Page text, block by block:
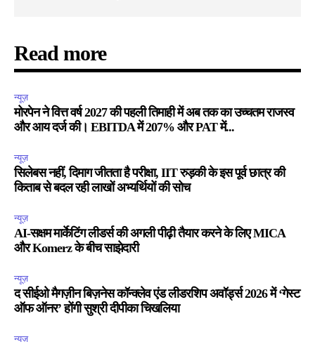
Read more
न्यूज़
मोरपेन ने वित्त वर्ष 2027 की पहली तिमाही में अब तक का उच्चतम राजस्व
और आय दर्ज की। EBITDA में 207% और PAT में...
न्यूज़
सिलेबस नहीं, दिमाग जीतता है परीक्षा, IIT रुड़की के इस पूर्व छात्र की
किताब से बदल रही लाखों अभ्यर्थियों की सोच
न्यूज़
AI-सक्षम मार्केटिंग लीडर्स की अगली पीढ़ी तैयार करने के लिए MICA
और Komerz के बीच साझेदारी
न्यूज़
द सीईओ मैगज़ीन बिज़नेस कॉन्क्लेव एंड लीडरशिप अवॉर्ड्स 2026 में ‘गेस्ट
ऑफ ऑनर’ होंगी सुश्री दीपीका चिखलिया
न्यूज़